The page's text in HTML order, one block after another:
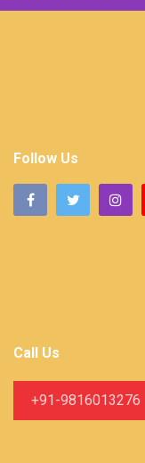
Follow Us
Call Us
+91-9816013276